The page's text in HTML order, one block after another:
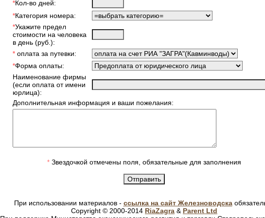
*Кол-во дней:
*Категория номера:
*Укажите предел
стоимости на человека
в день (руб.):
* оплата за путевки:
*Форма оплаты:
Наименование фирмы
(если оплата от имени
юрлица):
Дополнительная информация и ваши пожелания:
* Звездочкой отмечены поля, обязательные для заполнения
При использовании материалов - ссылка на сайт Железноводска
Copyright © 2000-2014 RiaZagra & Parent Ltd